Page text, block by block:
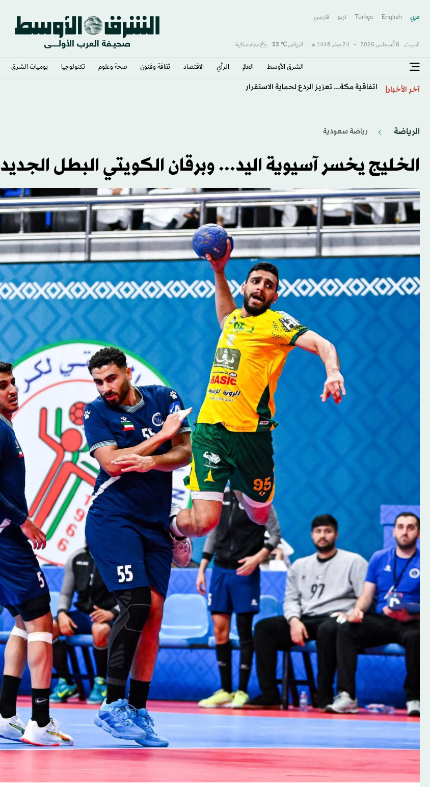
عربي English
Türkçe اردو فارسى
السبت, 8 أغسطس 2026 - 24 صفَر 1448 هـ الرياض℃
33 سماء صافية
الشرق الأوسط​ العالم الرأي الاقتصاد ثقافة وفنون صحة وعلوم تكنولوجيا يوميات الشرق​
آخر الأخبار اتفاقية مكة... تعزيز الردع لحماية الاستقرار
الرياضة رياضة سعودية
الخليج يخسر آسيوية اليد... وبرقان الكويتي البطل الجديد